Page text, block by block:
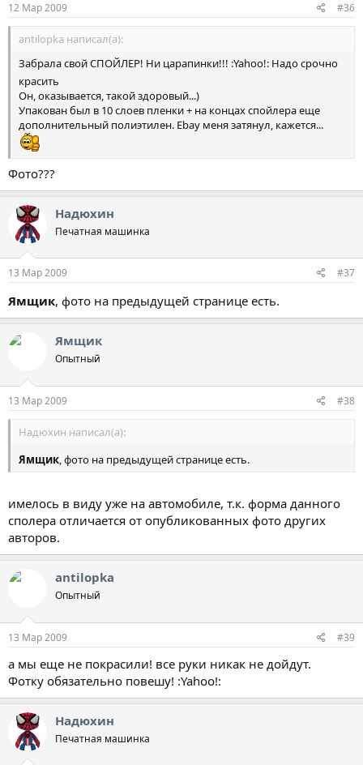
12 Мар 2009 #36
antilopka написал(а):
Забрала свой СПОЙЛЕР! Ни царапинки!!! :Yahoo!: Надо срочно
красить
Он, оказывается, такой здоровый...)
Упакован был в 10 слоев пленки + на концах спойлера еще
дополнительный полиэтилен. Ebay меня затянул, кажется...
Фото???
Надюхин
Печатная машинка
13 Мар 2009 #37
Ямщик, фото на предыдущей странице есть.
Ямщик
Опытный
13 Мар 2009 #38
Надюхин написал(а):
Ямщик , фото на предыдущей странице есть.
имелось в виду уже на автомобиле, т.к. форма данного
сполера отличается от опубликованных фото других
авторов.
antilopka
Опытный
13 Мар 2009 #39
а мы еще не покрасили! все руки никак не дойдут.
Фотку обязательно повешу! :Yahoo!:
Надюхин
Печатная машинка